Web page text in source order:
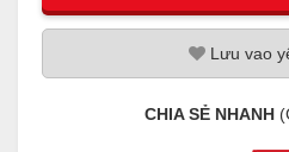
Lưu vao
CHIA SẺ NHANH